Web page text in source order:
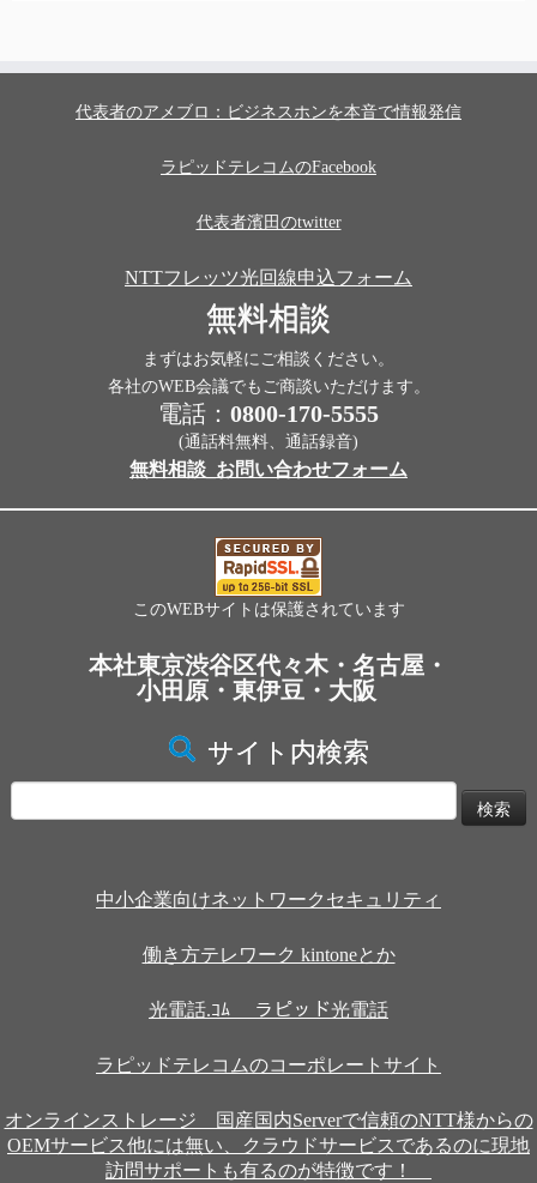
代表者のアメブロ：ビジネスホンを本音で情報発信
ラピッドテレコムのFacebook
代表者濱田のtwitter
NTTフレッツ光回線申込フォーム
無料相談
まずはお気軽にご相談ください。
各社のWEB会議でもご商談いただけます。
電話： 0800-170-5555
(通話料無料、通話録音)
無料相談_お問い合わせフォーム
このWEBサイトは保護されています
本社東京渋谷区代々木・名古屋・
小田原・東伊豆・大阪
サイト内検索
索:
中小企業向けネットワークセキュリティ
働き方テレワーク kintoneとか
光電話.ｺﾑ ラピッド光電話
ラピッドテレコムのコーポレートサイト
オンラインストレージ 国産国内Serverで信頼のNTT様からの
OEMサービス他には無い、クラウドサービスであるのに現地
訪問サポートも有るのが特徴です！